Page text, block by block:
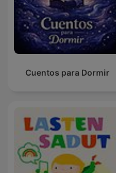
Cuentos para Dormir